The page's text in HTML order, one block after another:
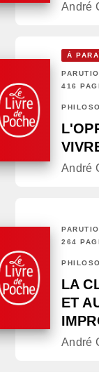
André
À
416
André
264
LA
ET
André